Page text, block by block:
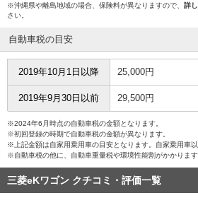
※沖縄県や離島地域の場合、保険料が異なりますので、 詳
さい。
自動車税の目安
2019年10月1日以降 25,000円
2019年9月30日以前 29,500円
※2024年6月時点の自動車税の金額となります。
※初回登録の時期で自動車税の金額が異なります。
※上記金額は自家用乗用車の目安となります。自家乗用車以
※自動車税の他に、自動車重量税や環境性能割がかかります
三菱eKワゴン クチコミ・評価一覧